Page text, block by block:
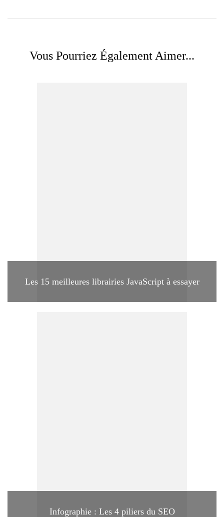
Vous Pourriez Également Aimer...
Les 15 meilleures librairies JavaScript à essayer
Infographie : Les 4 piliers du SEO